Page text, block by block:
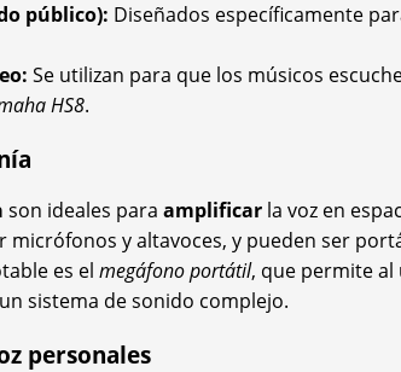
público): Diseñados específicamente
Se utilizan para que los músicos
HS8.
son ideales para amplificar la voz en
micrófonos y altavoces, y pueden ser
es el megáfono portátil, que permite al
sistema de sonido complejo.
personales